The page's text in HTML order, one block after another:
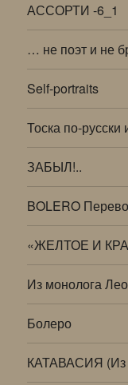
АССОРТИ -6_1
… не поэт и не
Self-portraits
Тоска по-русски
ЗАБЫЛ!..
BOLERO
«ЖЕЛТОЕ И
Из монолога Лео
Болеро
КАТАВАСИЯ (Из